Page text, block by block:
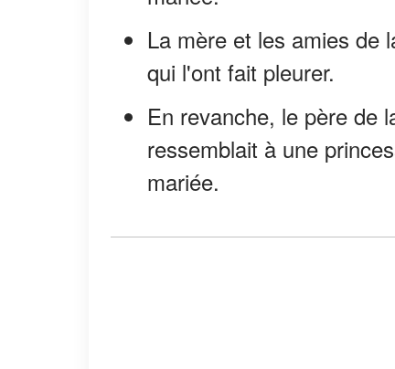
La mère et les amies de
qui l'ont fait pleurer.
En revanche, le père de
ressemblait à une
mariée.